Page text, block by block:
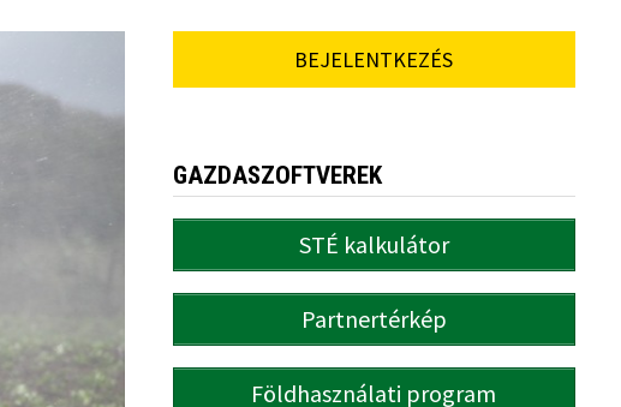
BEJELENTKEZÉS
GAZDASZOFTVEREK
STÉ kalkulátor
Partnertérkép
Földhasználati program